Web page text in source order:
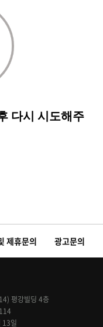
제휴문의 광고문의
평강빌딩 4층
13일